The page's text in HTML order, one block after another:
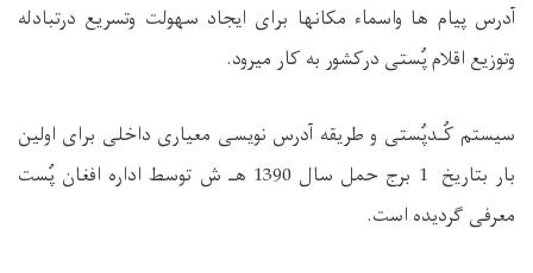
ها واسماء مکانها برای ایجاد سهولت وتسریع درتبادله
پُستی درکشور به کار میرود.
و طریقه آدرس نویسی معیاری داخلی برای اولین
1برج حمل سال1390 هـ ش توسط اداره افغان پُست
است.